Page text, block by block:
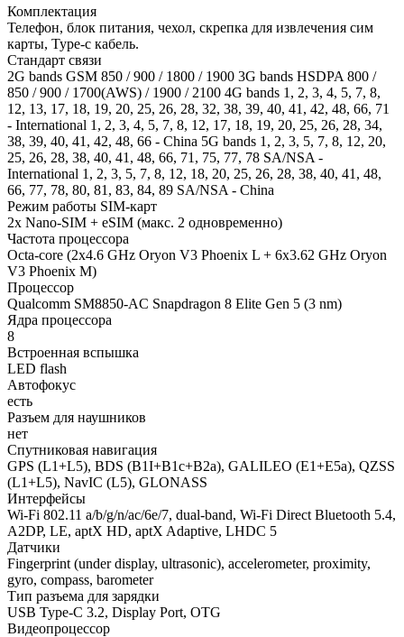
Комплектация
Телефон, блок питания, чехол, скрепка для извлечения сим
карты, Type-c кабель.
Стандарт связи
2G bands GSM 850 / 900 / 1800 / 1900 3G bands HSDPA 800 /
850 / 900 / 1700(AWS) / 1900 / 2100 4G bands 1, 2, 3, 4, 5, 7, 8,
12, 13, 17, 18, 19, 20, 25, 26, 28, 32, 38, 39, 40, 41, 42, 48, 66, 71
- International 1, 2, 3, 4, 5, 7, 8, 12, 17, 18, 19, 20, 25, 26, 28, 34,
38, 39, 40, 41, 42, 48, 66 - China 5G bands 1, 2, 3, 5, 7, 8, 12, 20,
25, 26, 28, 38, 40, 41, 48, 66, 71, 75, 77, 78 SA/NSA -
International 1, 2, 3, 5, 7, 8, 12, 18, 20, 25, 26, 28, 38, 40, 41, 48,
66, 77, 78, 80, 81, 83, 84, 89 SA/NSA - China
Режим работы SIM-карт
2x Nano-SIM + eSIM (макс. 2 одновременно)
Частота процессора
Octa-core (2x4.6 GHz Oryon V3 Phoenix L + 6x3.62 GHz Oryon
V3 Phoenix M)
Процессор
Qualcomm SM8850-AC Snapdragon 8 Elite Gen 5 (3 nm)
Ядра процессора
8
Встроенная вспышка
LED flash
Автофокус
есть
Разъем для наушников
нет
Спутниковая навигация
GPS (L1+L5), BDS (B1I+B1c+B2a), GALILEO (E1+E5a), QZSS
(L1+L5), NavIC (L5), GLONASS
Интерфейсы
Wi-Fi 802.11 a/b/g/n/ac/6e/7, dual-band, Wi-Fi Direct Bluetooth 5.4,
A2DP, LE, aptX HD, aptX Adaptive, LHDC 5
Датчики
Fingerprint (under display, ultrasonic), accelerometer, proximity,
gyro, compass, barometer
Тип разъема для зарядки
USB Type-C 3.2, Display Port, OTG
Видеопроцессор